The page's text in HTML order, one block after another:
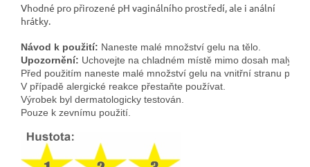
Vhodné pro přirozené pH vaginálního prostředí, ale i anální
hrátky.
Návod k použití: Naneste malé množství gelu na tělo.
Upozornění: Uchovejte na chladném místě mimo dosah malých
Před použitím naneste malé množství gelu na vnitřní stranu
V případě alergické reakce přestaňte používat.
Výrobek byl dermatologicky testován.
Pouze k zevnímu použití.